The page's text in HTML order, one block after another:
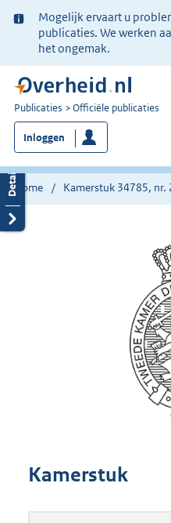
Ter
informatie:
Mogelijk ervaart u
publicaties. We werken
het ongemak.
U
bent
nu
hier:
Publicaties Officiële publicaties
Inloggen
Home Kamerstuk 34785, nr.
Kamerstuk